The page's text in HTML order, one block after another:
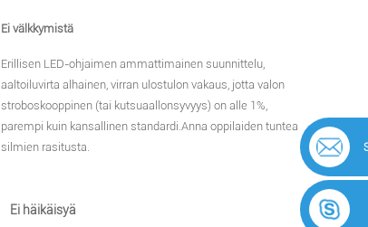
Ei välkkymistä
Erillisen LED-ohjaimen ammattimainen suunnittelu,
aaltoiluvirta alhainen, virran ulostulon vakaus, jotta valon
stroboskooppinen (tai kutsuaallonsyvyys) on alle 1%,
parempi kuin kansallinen standardi.Anna oppilaiden tuntea
silmien rasitusta.
Ei häikäisyä